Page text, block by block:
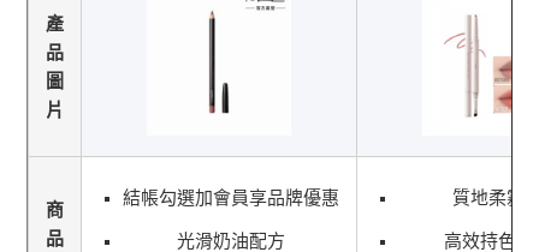
產
品
圖
片
商
品
結帳勾選加會員享品牌優惠
光滑奶油配方
質地柔霧
高效持色不